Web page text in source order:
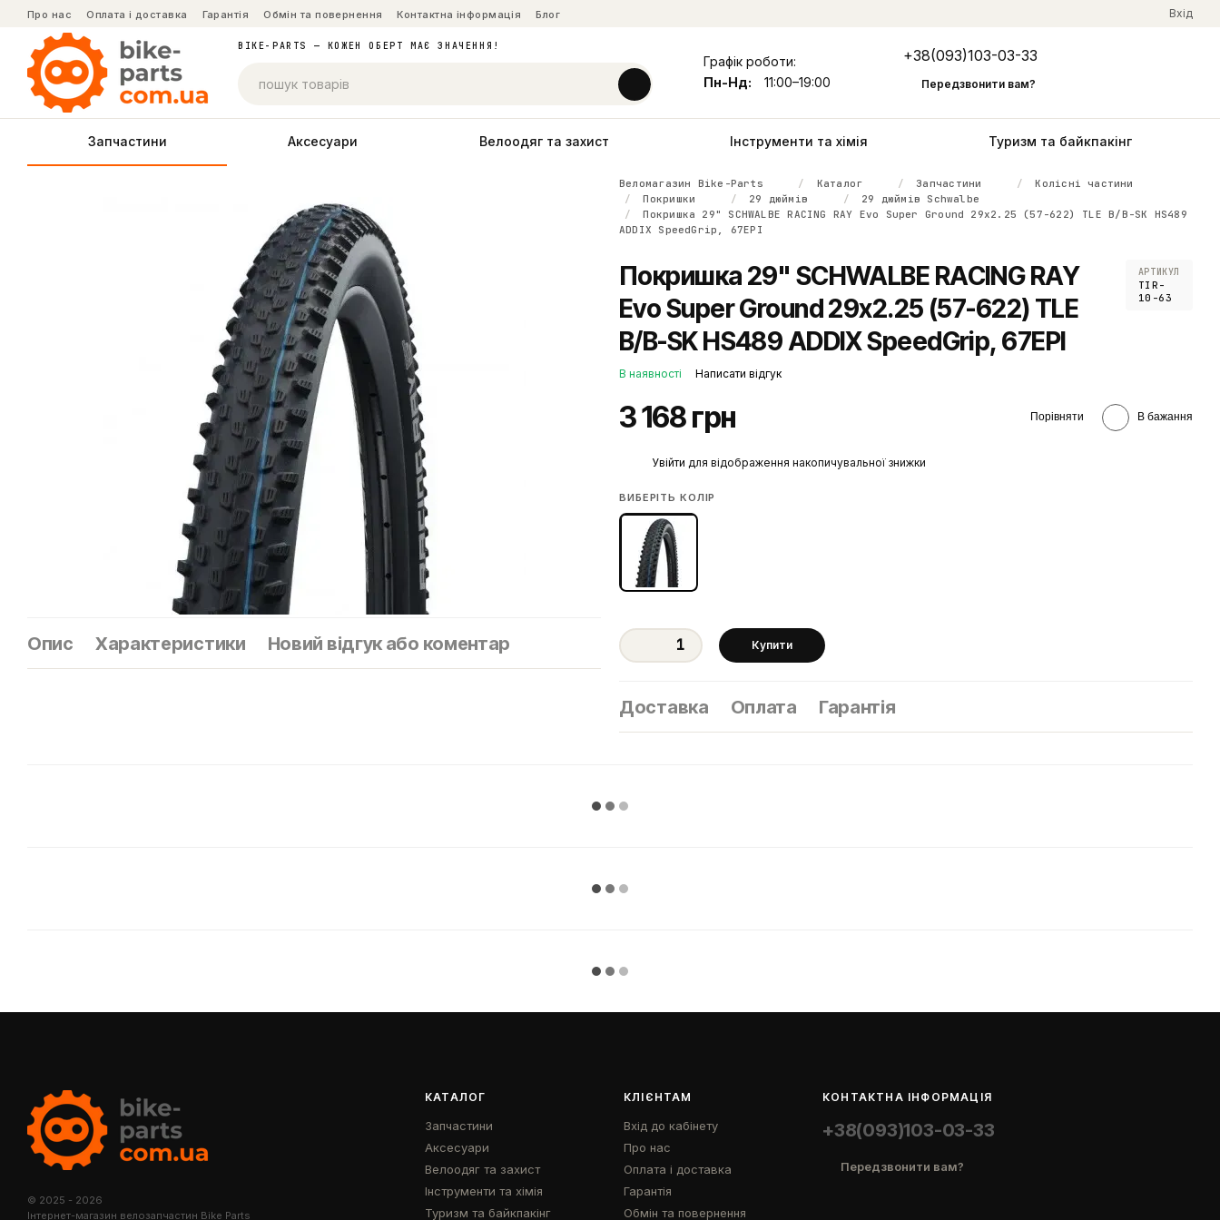
Перейти до основного контенту
Про нас Оплата і доставка Гарантія Обмін та повернення Контактна інформація Блог Вхід
BIKE-PARTS — КОЖЕН ОБЕРТ МАЄ ЗНАЧЕННЯ!
Графік роботи:
Пн-Нд:
11:00–19:00
+38(093)103-03-33
Передзвонити вам?
Запчастини Аксесуари Велоодяг та захист Інструменти та хімія Туризм та байкпакінг
Опис Характеристики Новий відгук або коментар
Веломагазин Bike-Parts Каталог Запчастини
Колісні частини
Покришки
29 дюймів
29 дюймів Schwalbe
Покришка 29" SCHWALBE RACING RAY Evo Super Ground 29x2.25 (57-622) TLE B/B-SK HS489
ADDIX SpeedGrip, 67EPI
Покришка 29" SCHWALBE RACING RAY
Evo Super Ground 29x2.25 (57-622) TLE
B/B-SK HS489 ADDIX SpeedGrip, 67EPI
АРТИКУЛ
TIR-
10-63
В наявності Написати відгук
3 168 грн Порівняти В бажання
Увійти для відображення накопичувальної знижки
ВИБЕРІТЬ КОЛІР
Купити
Доставка Оплата Гарантія
© 2025 - 2026
Інтернет-магазин велозапчастин Bike Parts
КАТАЛОГ
Запчастини
Аксесуари
Велоодяг та захист
Інструменти та хімія
Туризм та байкпакінг
КЛІЄНТАМ
Вхід до кабінету
Про нас
Оплата і доставка
Гарантія
Обмін та повернення
КОНТАКТНА ІНФОРМАЦІЯ
+38(093)103-03-33
Передзвонити вам?